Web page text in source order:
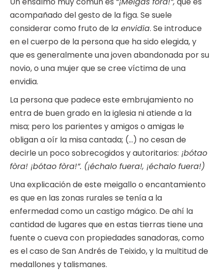
acompañado del gesto de la figa. Se suele
considerar como fruto de la envidia. Se introduce
en el cuerpo de la persona que ha sido elegida, y
que es generalmente una joven abandonada por su
novio, o una mujer que se cree víctima de una
envidia.
La persona que padece este embrujamiento no
entra de buen grado en la iglesia ni atiende a la
misa; pero los parientes y amigos o amigas le
obligan a oír la misa cantada; (…) no cesan de
decirle un poco sobrecogidos y autoritarios: ¡bótao
fòra! ¡bótao fòra!”. (¡échalo fuera!, ¡échalo fuera!)
Una explicación de este meigallo o encantamiento
es que en las zonas rurales se tenía a la
enfermedad como un castigo mágico. De ahí la
cantidad de lugares que en estas tierras tiene una
fuente o cueva con propiedades sanadoras, como
es el caso de San Andrés de Teixido, y la multitud de
medallones y talismanes.